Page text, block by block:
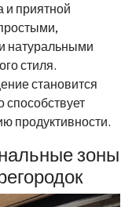
и приятной
натуральными
стиля.
становится
продуктивности.
зоны